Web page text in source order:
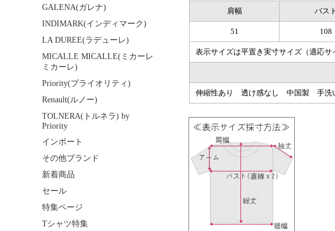
肩幅 バスト
51 108
表示サイズは平置き実寸サイズ（適応
伸縮性あり 透け感なし 中国製 手洗
GALENA(ガレナ)
INDIMARK(インディマーク)
LA DUREE(ラデューレ)
MICALLE MICALLE(ミカーレ
ミカーレ)
Priority(プライオリティ)
Renault(ルノー)
TOLNERA(トルネラ) by
Priority
インポート
その他ブランド
新着商品
セール
特集ページ
Tシャツ特集